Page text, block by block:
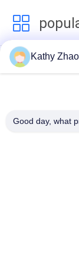
Denso Common
Rail-Mondstuk
Bosch
Kathy Zhao
Good day, what